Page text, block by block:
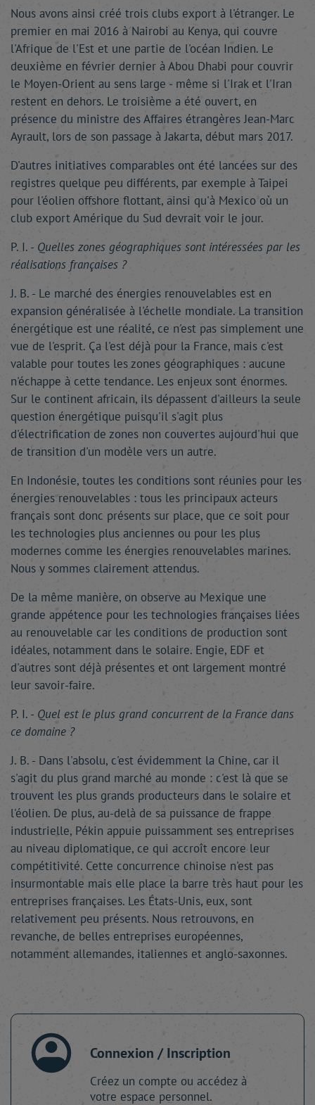
Nous avons ainsi créé trois clubs export à l'étranger. Le
premier en mai 2016 à Nairobi au Kenya, qui couvre
l'Afrique de l'Est et une partie de l'océan Indien. Le
deuxième en février dernier à Abou Dhabi pour couvrir
le Moyen-Orient au sens large - même si l'Irak et l'Iran
restent en dehors. Le troisième a été ouvert, en
présence du ministre des Affaires étrangères Jean-Marc
Ayrault, lors de son passage à Jakarta, début mars 2017.
D'autres initiatives comparables ont été lancées sur des
registres quelque peu différents, par exemple à Taipei
pour l'éolien offshore flottant, ainsi qu'à Mexico où un
club export Amérique du Sud devrait voir le jour.
P. I. - Quelles zones géographiques sont intéressées par les
réalisations françaises ?
J. B. - Le marché des énergies renouvelables est en
expansion généralisée à l'échelle mondiale. La transition
énergétique est une réalité, ce n'est pas simplement une
vue de l'esprit. Ça l'est déjà pour la France, mais c'est
valable pour toutes les zones géographiques : aucune
n'échappe à cette tendance. Les enjeux sont énormes.
Sur le continent africain, ils dépassent d'ailleurs la seule
question énergétique puisqu'il s'agit plus
d'électrification de zones non couvertes aujourd'hui que
de transition d'un modèle vers un autre.
En Indonésie, toutes les conditions sont réunies pour les
énergies renouvelables : tous les principaux acteurs
français sont donc présents sur place, que ce soit pour
les technologies plus anciennes ou pour les plus
modernes comme les énergies renouvelables marines.
Nous y sommes clairement attendus.
De la même manière, on observe au Mexique une
grande appétence pour les technologies françaises liées
au renouvelable car les conditions de production sont
idéales, notamment dans le solaire. Engie, EDF et
d'autres sont déjà présentes et ont largement montré
leur savoir-faire.
P. I. - Quel est le plus grand concurrent de la France dans
ce domaine ?
J. B. - Dans l'absolu, c'est évidemment la Chine, car il
s'agit du plus grand marché au monde : c'est là que se
trouvent les plus grands producteurs dans le solaire et
l'éolien. De plus, au-delà de sa puissance de frappe
industrielle, Pékin appuie puissamment ses entreprises
au niveau diplomatique, ce qui accroît encore leur
compétitivité. Cette concurrence chinoise n'est pas
insurmontable mais elle place la barre très haut pour les
entreprises françaises. Les États-Unis, eux, sont
relativement peu présents. Nous retrouvons, en
revanche, de belles entreprises européennes,
notamment allemandes, italiennes et anglo-saxonnes.
Connexion / Inscription
Créez un compte ou accédez à
votre espace personnel.